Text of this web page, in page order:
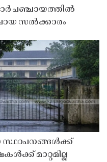
പഞ്ചായത്തിൽ
സൽക്കാരം
സ്ഥാപനങ്ങൾക്ക്
മാറ്റമില്ല